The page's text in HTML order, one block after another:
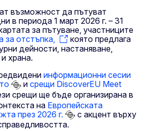
възможност да пътуват
в периода 1 март 2026 г. – 31
за пътуване, участниците
за отстъпка,
която предлага
дейности, настаняване,
храна.
информационни сесии
и срещи DiscoverEU Meet
срещи ще бъде организирана в
на Европейската
през 2026 г.
с акцент върху